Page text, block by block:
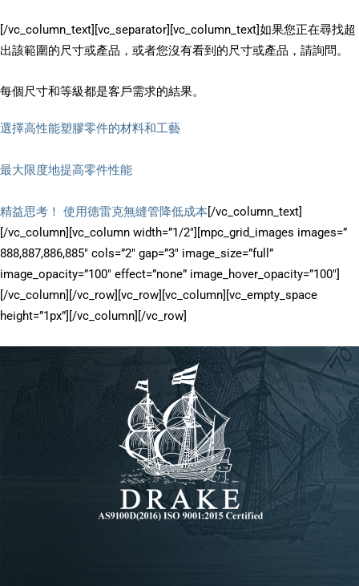
[/vc_column_text][vc_separator][vc_column_text]如果您正在尋找超
出該範圍的尺寸或產品，或者您沒有看到的尺寸或產品，請詢問。
每個尺寸和等級都是客戶需求的結果。
選擇高性能塑膠零件的材料和工藝
最大限度地提高零件性能
精益思考！ 使用德雷克無縫管降低成本[/vc_column_text]
[/vc_column][vc_column width=”1/2″][mpc_grid_images images=”
888,887,886,885″ cols=”2″ gap=”3″ image_size=”full”
image_opacity=”100″ effect=”none” image_hover_opacity=”100″]
[/vc_column][/vc_row][vc_row][vc_column][vc_empty_space
height=”1px”][/vc_column][/vc_row]